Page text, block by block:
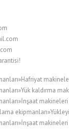
kaldırma